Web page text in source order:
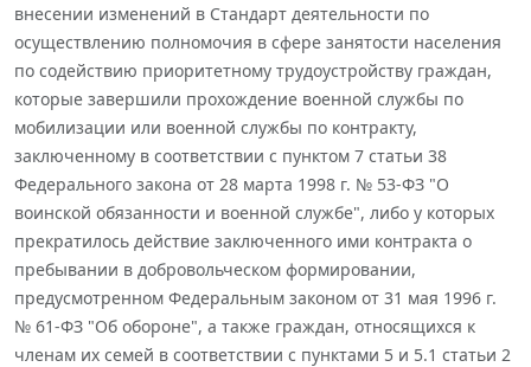
внесении изменений в Стандарт деятельности по
осуществлению полномочия в сфере занятости населения
по содействию приоритетному трудоустройству граждан,
которые завершили прохождение военной службы по
мобилизации или военной службы по контракту,
заключенному в соответствии с пунктом 7 статьи 38
Федерального закона от 28 марта 1998 г. № 53-ФЗ "О
воинской обязанности и военной службе", либо у которых
прекратилось действие заключенного ими контракта о
пребывании в добровольческом формировании,
предусмотренном Федеральным законом от 31 мая 1996 г.
№ 61-ФЗ "Об обороне", а также граждан, относящихся к
членам их семей в соответствии с пунктами 5 и 5.1 статьи 2